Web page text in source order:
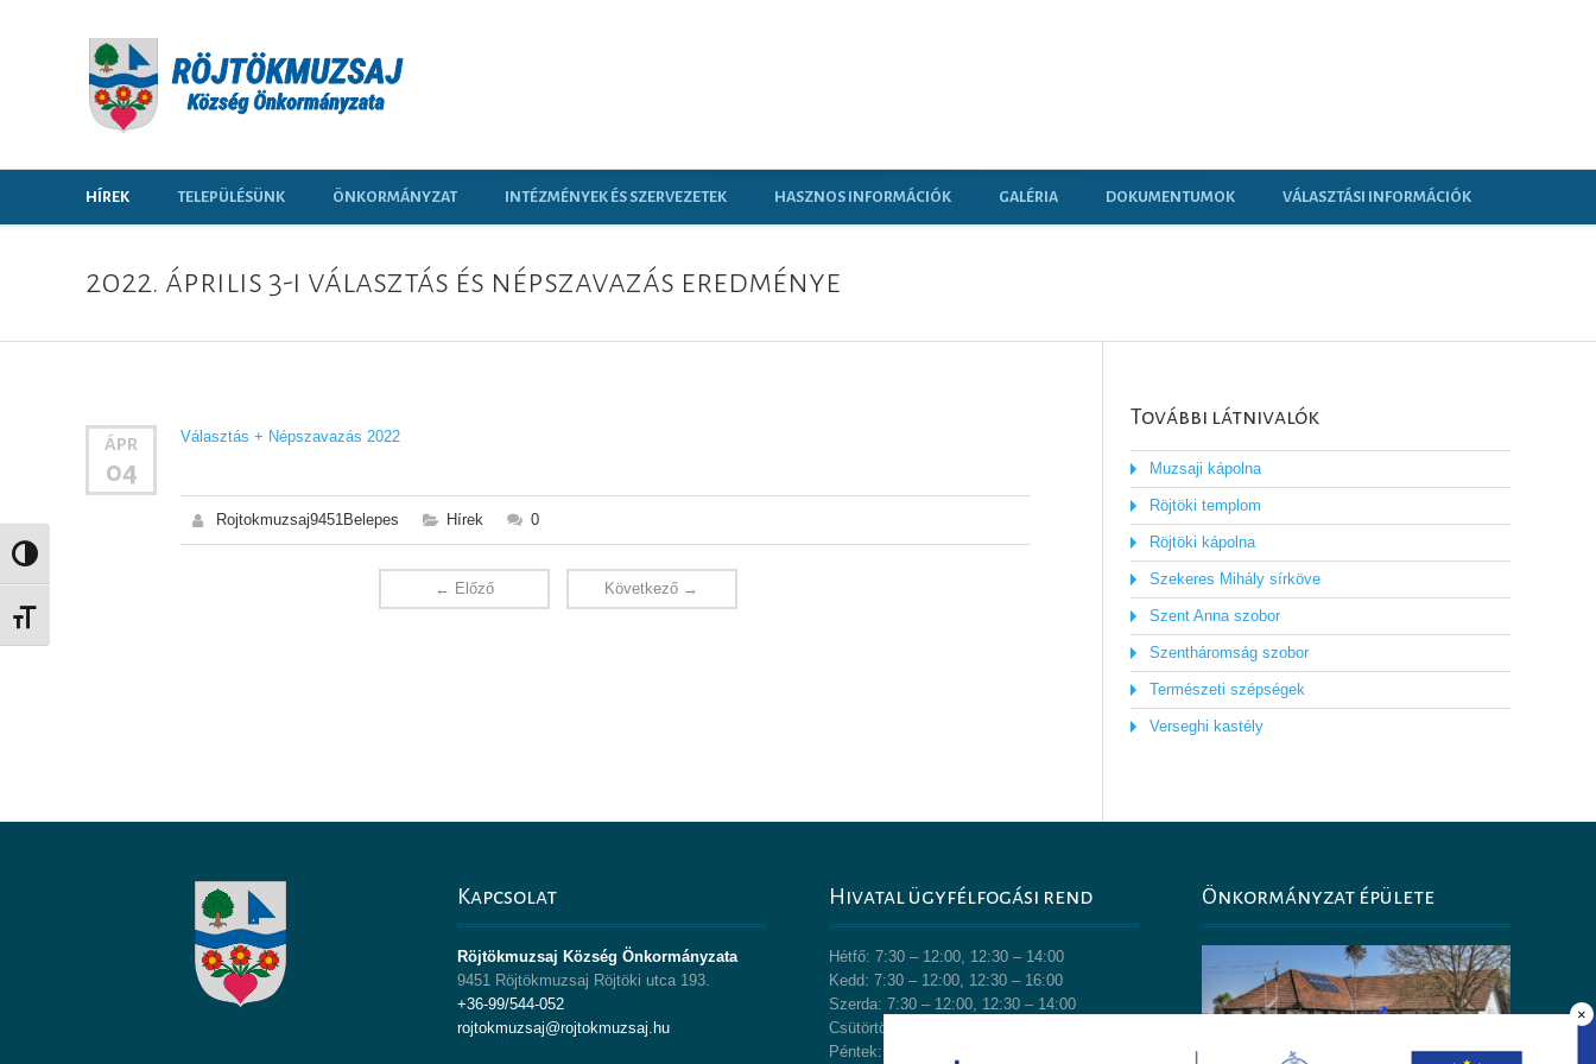
Nagy kontraszt váltása
Betűméret váltása
×
HÍREK TELEPÜLÉSÜNK ÖNKORMÁNYZAT INTÉZMÉNYEK ÉS SZERVEZETEK HASZNOS INFORMÁCIÓK GALÉRIA DOKUMENTUMOK VÁLASZTÁSI INFORMÁCIÓK
2022. április 3-i választás és népszavazás eredménye
ÁPR
04
Választás + Népszavazás 2022
Rojtokmuzsaj9451Belepes Hírek 0
← Előző Következő →
További látnivalók
Muzsaji kápolna
Röjtöki templom
Röjtöki kápolna
Szekeres Mihály sírköve
Szent Anna szobor
Szentháromság szobor
Természeti szépségek
Verseghi kastély
Kapcsolat
Röjtökmuzsaj Község Önkormányzata
9451 Röjtökmuzsaj Röjtöki utca 193.
+36-99/544-052
rojtokmuzsaj@rojtokmuzsaj.hu
Hivatal ügyfélfogási rend
Hétfő: 7:30 – 12:00, 12:30 – 14:00
Kedd: 7:30 – 12:00, 12:30 – 16:00
Szerda: 7:30 – 12:00, 12:30 – 14:00
Csütörtök: 7:30 – 12:00, 12:30 – 14:00
Péntek: 7:30 – 12:00, 12:30 – 13:30
Önkormányzat épülete